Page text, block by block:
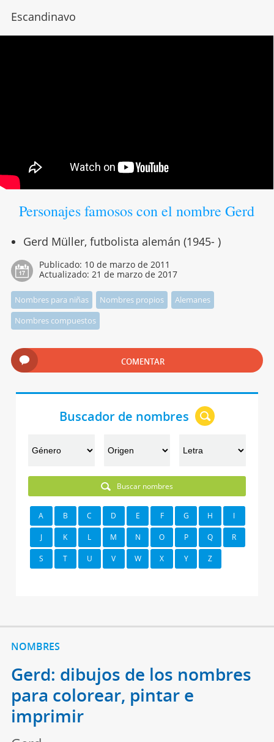
Escandinavo
Personajes famosos con el nombre Gerd
Gerd Müller, futbolista alemán (1945- )
Publicado: 10 de marzo de 2011
Actualizado: 21 de marzo de 2017
Nombres para niñas Nombres propios
Alemanes
Nombres compuestos
COMENTAR
Buscador de nombres
Buscar nombres
A B C D E F G H I
J K L M N O P Q R
S T U V W X Y Z
NOMBRES
Gerd: dibujos de los nombres
para colorear, pintar e
imprimir